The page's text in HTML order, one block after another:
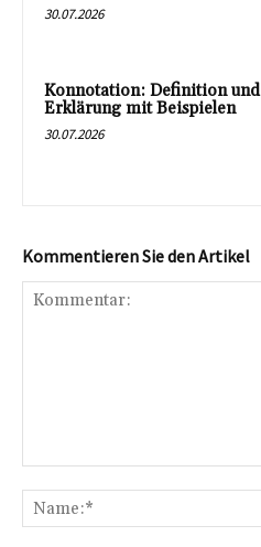
30.07.2026
Konnotation: Definition und
Erklärung mit Beispielen
30.07.2026
Kommentieren Sie den Artikel